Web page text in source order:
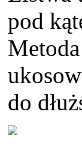
pod
do